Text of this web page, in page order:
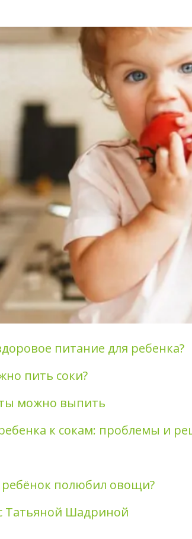
питание для ребенка?
пить соки?
можно выпить
к сокам: проблемы и
полюбил овощи?
Татьяной Шадриной